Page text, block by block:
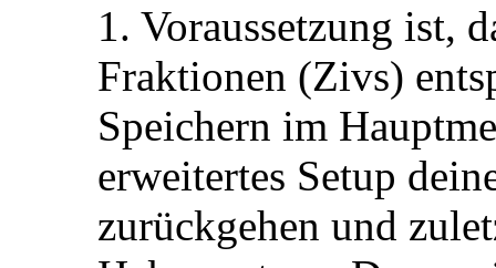
1. Voraussetzung ist,
Fraktionen (Zivs)
Speichern im
erweitertes Setup
zurückgehen und